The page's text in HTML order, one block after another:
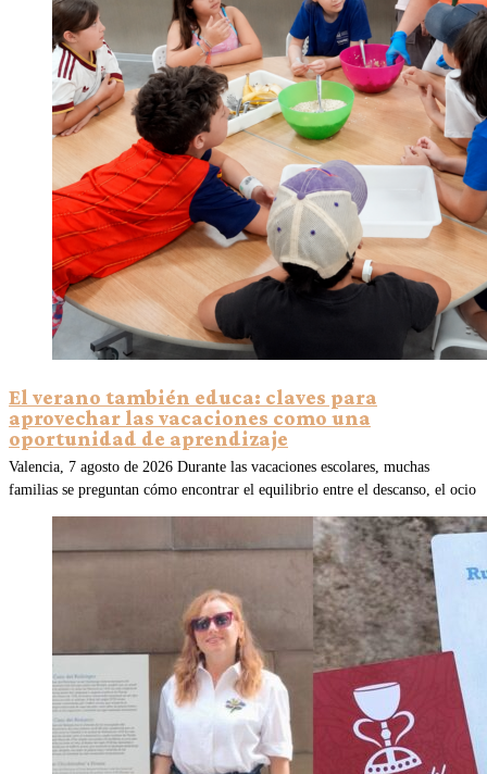
El verano también educa: claves para
aprovechar las vacaciones como una
oportunidad de aprendizaje
Valencia, 7 agosto de 2026 Durante las vacaciones escolares, muchas
familias se preguntan cómo encontrar el equilibrio entre el descanso, el ocio